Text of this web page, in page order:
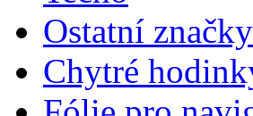
Ostatní značky
Chytré